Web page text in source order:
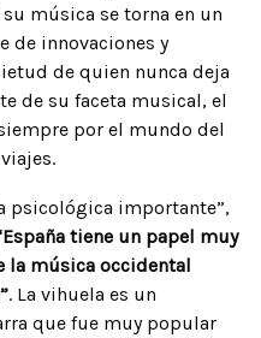
música se torna en un
de innovaciones y
de quien nunca deja
de su faceta musical, el
por el mundo del
psicológica importante”,
tiene un papel muy
la música occidental
. La vihuela es un
que fue muy popular